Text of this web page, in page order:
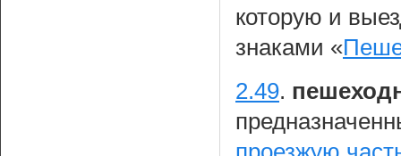
которую и
знаками «
2.49.